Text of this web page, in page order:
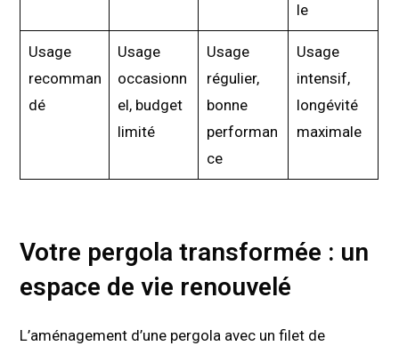
le
Usage
recomman
dé
Usage
occasionn
el, budget
limité
Usage
régulier,
bonne
performan
ce
Usage
intensif,
longévité
maximale
Votre pergola transformée : un
espace de vie renouvelé
L’aménagement d’une pergola avec un filet de